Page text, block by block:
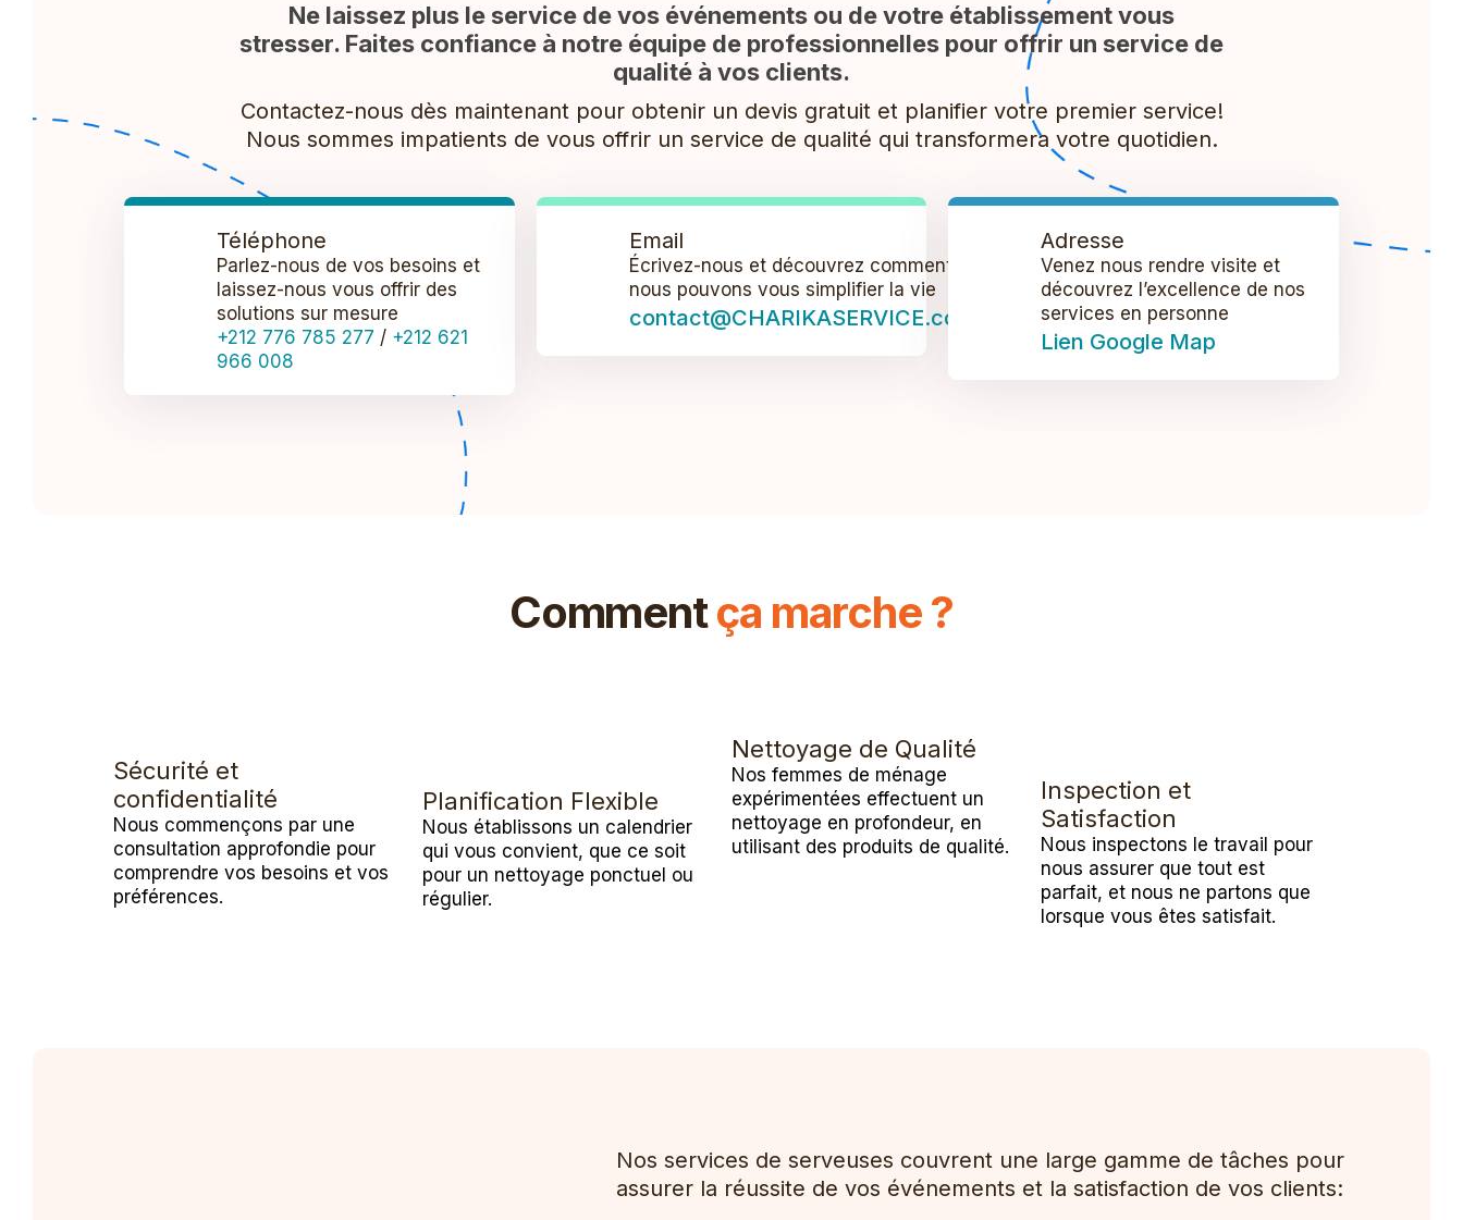
Ne laissez plus le service de vos événements ou de votre établissement vous
stresser. Faites confiance à notre équipe de professionnelles pour offrir un service de
qualité à vos clients.
Contactez-nous dès maintenant pour obtenir un devis gratuit et planifier votre premier service!
Nous sommes impatients de vous offrir un service de qualité qui transformera votre quotidien.
Téléphone
Parlez-nous de vos besoins et
laissez-nous vous offrir des
solutions sur mesure
+212 776 785 277 / +212 621
966 008
Email
Écrivez-nous et découvrez comment
nous pouvons vous simplifier la vie
contact@CHARIKASERVICE.com
Adresse
Venez nous rendre visite et
découvrez l’excellence de nos
services en personne
Lien Google Map
Commentça marche ?
Sécurité et
confidentialité
Nous commençons par une
consultation approfondie pour
comprendre vos besoins et vos
préférences.
Planification Flexible
Nous établissons un calendrier
qui vous convient, que ce soit
pour un nettoyage ponctuel ou
régulier.
Nettoyage de Qualité
Nos femmes de ménage
expérimentées effectuent un
nettoyage en profondeur, en
utilisant des produits de qualité.
Inspection et
Satisfaction
Nous inspectons le travail pour
nous assurer que tout est
parfait, et nous ne partons que
lorsque vous êtes satisfait.
Nos services de serveuses couvrent une large gamme de tâches pour
assurer la réussite de vos événements et la satisfaction de vos clients: